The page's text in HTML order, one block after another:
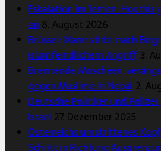
Eskalation im Jemen:
an 8. August 2026
Brüssel: Mann stirbt nach
islamfeindlichem Angriff3.
Brennende Moscheen,
gegen Muslime in Nepal 2.
Deutsche Politiker und
Israel 27. Dezember 2025
Österreichs umstrittenes
Schritt in Richtung